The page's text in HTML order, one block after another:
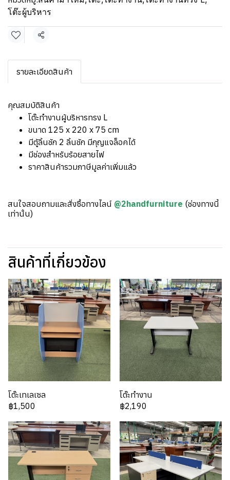
โต๊ะผู้บริหาร
แชร์
รายละเอียดสินค้า
คุณสมบัติสินค้า
โต๊ะทำงานผู้บริหารทรง L
ขนาด 125 x 220 x 75 cm
มีตู้ลิ้นชัก 2 ลิ้นชัก มีกุญแจล็อคได้
มีช่องสำหรับร้อยสายไฟ
ราคาสินค้ารวมภาษีมูลค่าเพิ่มแล้ว
สนใจสอบถามและสั่งซื้อทางไลน์ @2handfurniture (ช่องทางนี้
เท่านั้น)
สินค้าที่เกี่ยวข้อง
โต๊ะเทเลเซล
฿1,500
โต๊ะทำงาน
฿2,190